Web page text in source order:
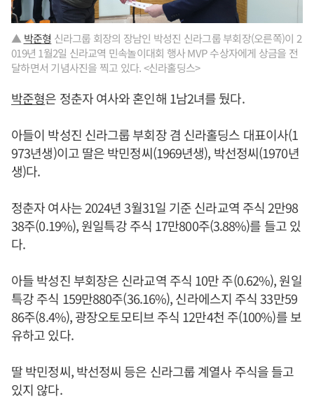
▲ 박준형 신라그룹 회장의 장남인 박성진 신라그룹 부회장(오른쪽)이 2
019년 1월2일 신라교역 민속놀이대회 행사 MVP 수상자에게 상금을 전
달하면서 기념사진을 찍고 있다. <신라홀딩스>
박준형은 정춘자 여사와 혼인해 1남2녀를 뒀다.
아들이 박성진 신라그룹 부회장 겸 신라홀딩스 대표이사(1
973년생)이고 딸은 박민정씨(1969년생), 박선정씨(1970년
생)다.
정춘자 여사는 2024년 3월31일 기준 신라교역 주식 2만98
38주(0.19%), 원일특강 주식 17만800주(3.88%)를 들고 있
다.
아들 박성진 부회장은 신라교역 주식 10만 주(0.62%), 원일
특강 주식 159만880주(36.16%), 신라에스지 주식 33만59
86주(8.4%), 광장오토모티브 주식 12만4천 주(100%)를 보
유하고 있다.
딸 박민정씨, 박선정씨 등은 신라그룹 계열사 주식을 들고
있지 않다.